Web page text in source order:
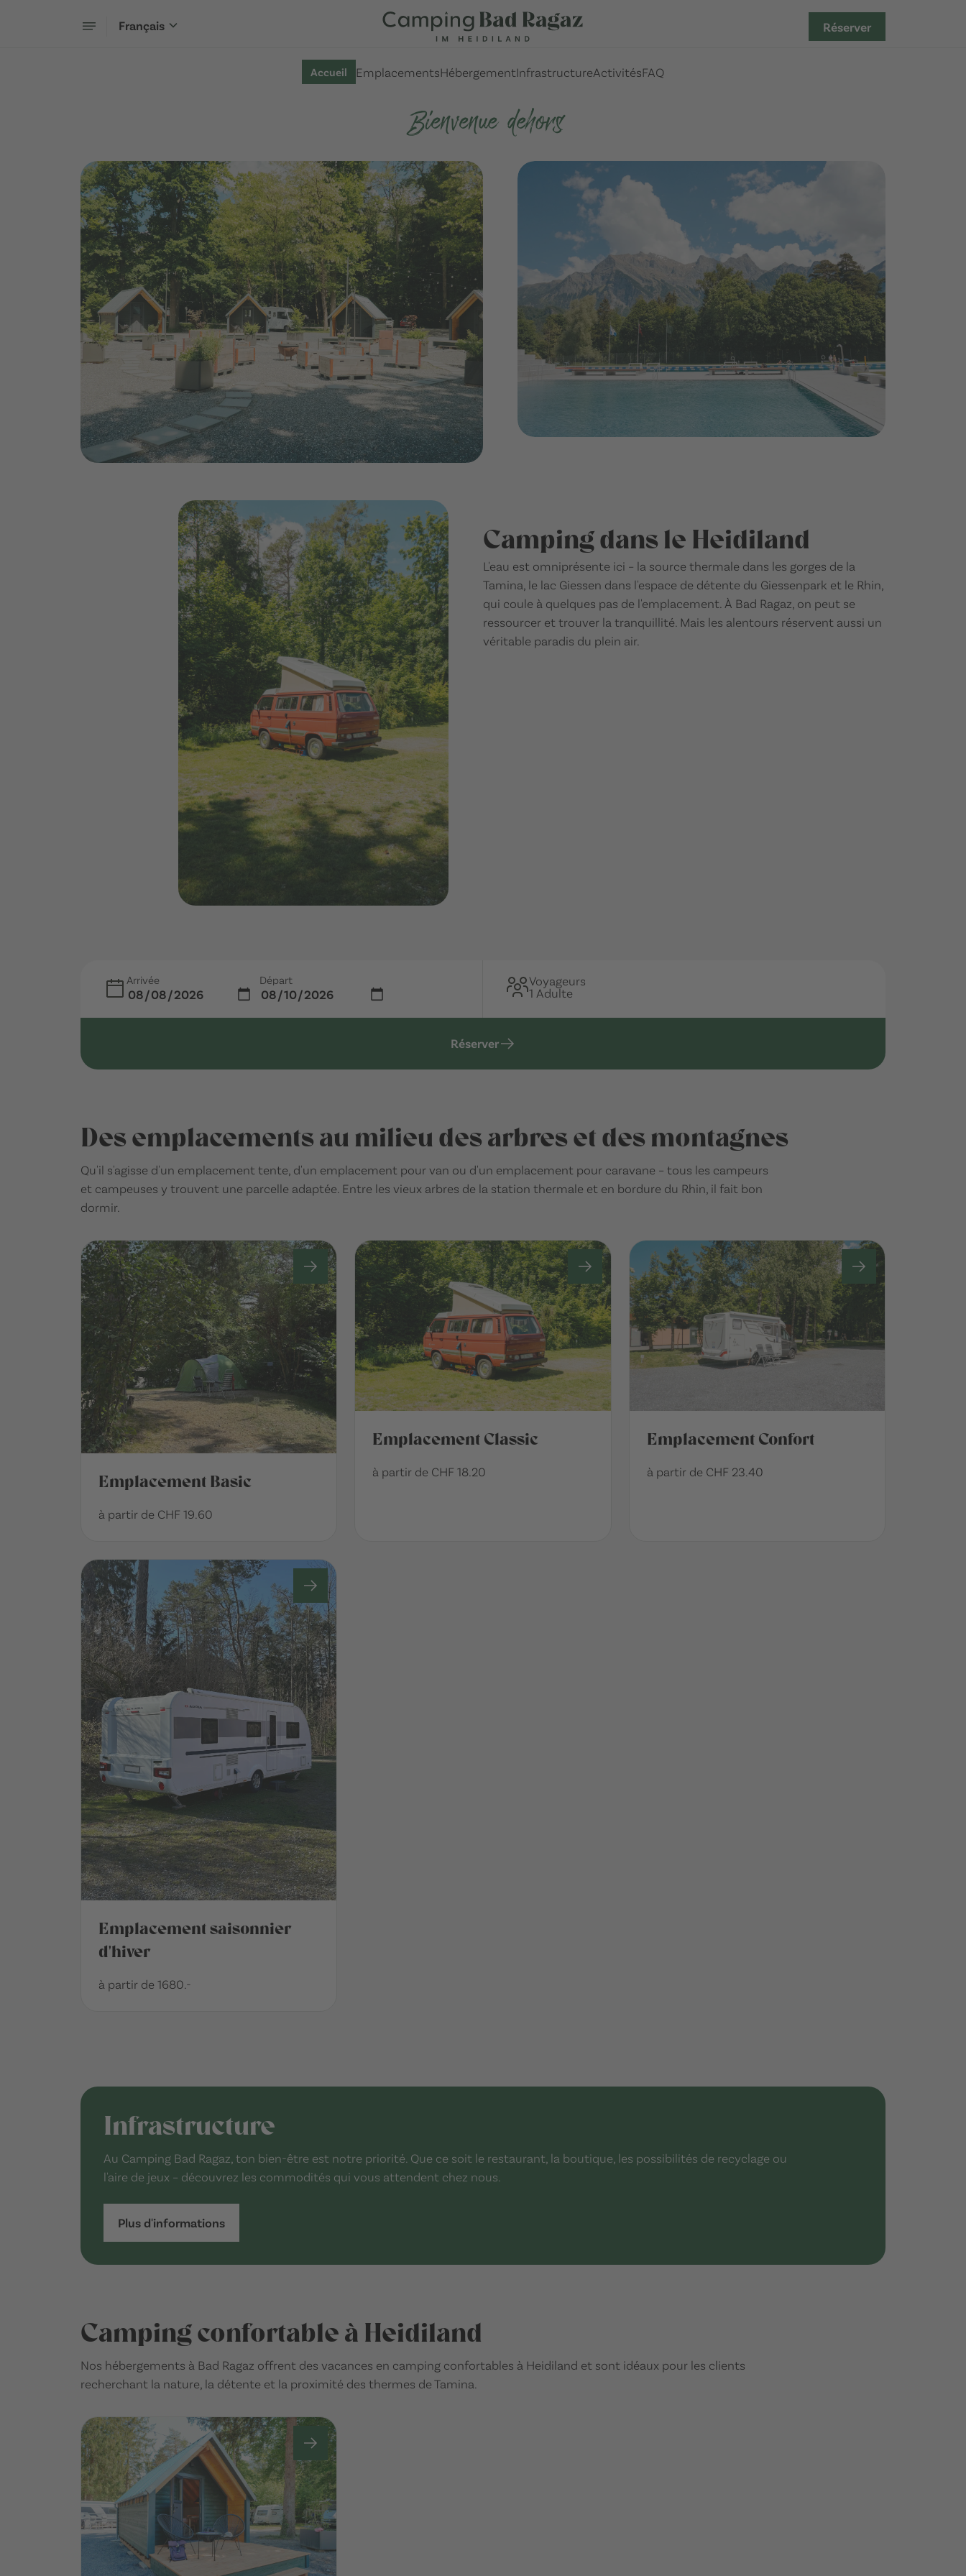
Français Réserver
Accueil EmplacementsHébergementInfrastructureActivitésFAQ
Bienvenue dehors
Camping dans le Heidiland
L'eau est omniprésente ici – la source thermale dans les gorges de la
Tamina, le lac Giessen dans l'espace de détente du Giessenpark et le Rhin,
qui coule à quelques pas de l'emplacement. À Bad Ragaz, on peut se
ressourcer et trouver la tranquillité. Mais les alentours réservent aussi un
véritable paradis du plein air.
Arrivée Départ
Voyageurs
1 Adulte
Réserver
Des emplacements au milieu des arbres et des montagnes
Qu'il s'agisse d'un emplacement tente, d'un emplacement pour van ou d'un emplacement pour caravane – tous les campeurs
et campeuses y trouvent une parcelle adaptée. Entre les vieux arbres de la station thermale et en bordure du Rhin, il fait bon
dormir.
Emplacement Basic
à partir de CHF 19.60
Emplacement Classic
à partir de CHF 18.20
Emplacement Confort
à partir de CHF 23.40
Emplacement saisonnier
d'hiver
à partir de 1680.-
Infrastructure
Au Camping Bad Ragaz, ton bien-être est notre priorité. Que ce soit le restaurant, la boutique, les possibilités de recyclage ou
l'aire de jeux – découvrez les commodités qui vous attendent chez nous.
Plus d'informations
Camping confortable à Heidiland
Nos hébergements à Bad Ragaz offrent des vacances en camping confortables à Heidiland et sont idéaux pour les clients
recherchant la nature, la détente et la proximité des thermes de Tamina.